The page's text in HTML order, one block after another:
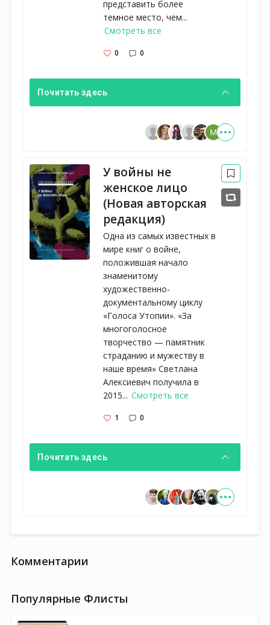
представить более
темное место, чем...
Смотреть все
0 0
Почитать здесь
У войны не
женское лицо
(Новая авторская
редакция)
Одна из самых известных в
мире книг о войне,
положившая начало
знаменитому
художественно-
документальному циклу
«Голоса Утопии». «За
многоголосное
творчество — памятник
страданию и мужеству в
наше время» Светлана
Алексиевич получила в
2015... Смотреть все
1 0
Почитать здесь
Комментарии
Популярные Флисты